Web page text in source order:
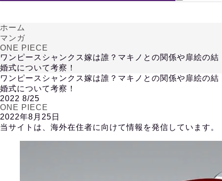
ホーム
マンガ
ONE PIECE
ワンピースシャンクス嫁は誰？マキノとの関係や扉絵の結
婚式について考察！
ワンピースシャンクス嫁は誰？マキノとの関係や扉絵の結
婚式について考察！
2022 8/25
ONE PIECE
2022年8月25日
当サイトは、海外在住者に向けて情報を発信しています。